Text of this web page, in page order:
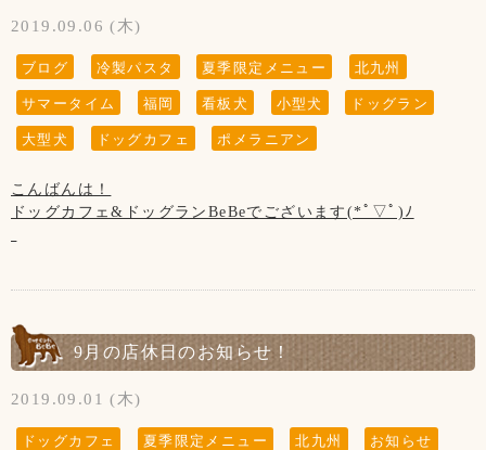
11:00～19:00
の時間帯で営業させて頂きます。
ご了承くださいませ。
4日、11日、18日、25日の木曜日
17日※第3水曜日
す。
◆ご入店の際は、アルコール消毒とマスクの着用(お食事の時
◆テイクアウトはコロナ終息まで続けて参ります。
2019.09.06 (木)
ブログ 冷製パスタ 夏季限定メニュー 北九州
サマータイム 福岡 看板犬 小型犬 ドッグラン
大型犬 ドッグカフェ ポメラニアン
こんばんは！
ドッグカフェ&ドッグランBeBeでございます(*ﾟ▽ﾟ)ﾉ
病院です)
日頃からわんちゃんの行動をよく観察して少しでも違うな？
おかしいな？と思ったら迷わず病院へ行きましょう！
可愛いです(๑•ᴗ•๑)♡
9月の店休日のお知らせ！
2019.09.01 (木)
ドッグカフェ 夏季限定メニュー 北九州 お知らせ